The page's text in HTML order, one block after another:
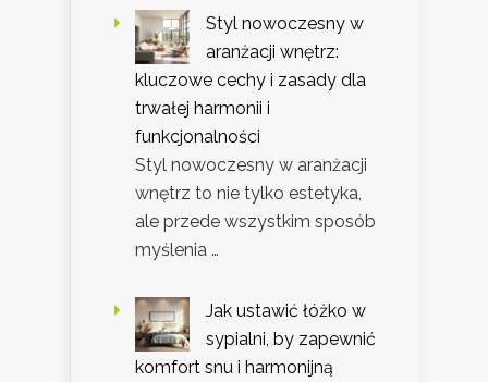
Styl nowoczesny w
aranżacji wnętrz:
kluczowe cechy i zasady dla
trwałej harmonii i
funkcjonalności
Styl nowoczesny w aranżacji
wnętrz to nie tylko estetyka,
ale przede wszystkim sposób
myślenia …
Jak ustawić łóżko w
sypialni, by zapewnić
komfort snu i harmonijną